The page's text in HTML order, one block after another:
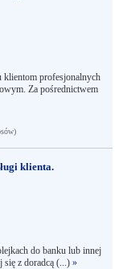
klientom profesjonalnych
Za pośrednictwem
klienta.
do banku lub innej
się z doradcą (...) »